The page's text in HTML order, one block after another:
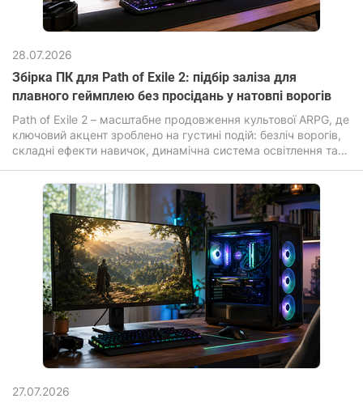
28.07.2026
Збірка ПК для Path of Exile 2: підбір заліза для
плавного геймплею без просідань у натовпі ворогів
Path of Exile 2 – масштабне продовження культової ARPG, де
ключовий акцент зроблено на густині подій: безліч ворогів,
складні ефекти навичок, динамічна система освітлення та
27.07.2026